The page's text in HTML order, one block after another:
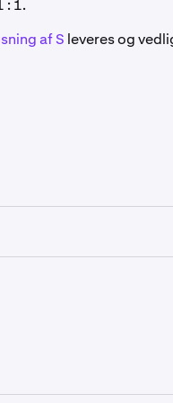
: 1.
af S leveres og
indbetalinger foretaget